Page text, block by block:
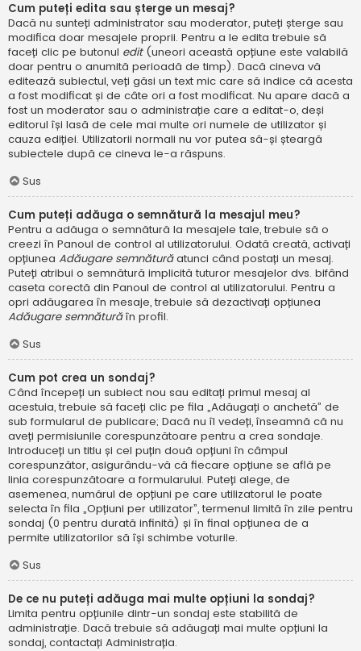
Cum puteți edita sau șterge un mesaj?
Dacă nu sunteți administrator sau moderator, puteți șterge sau
modifica doar mesajele proprii. Pentru a le edita trebuie să
faceți clic pe butonul edit (uneori această opțiune este valabilă
doar pentru o anumită perioadă de timp). Dacă cineva vă
editează subiectul, veți găsi un text mic care să indice că acesta
a fost modificat și de câte ori a fost modificat. Nu apare dacă a
fost un moderator sau o administrație care a editat-o, deși
editorul își lasă de cele mai multe ori numele de utilizator și
cauza ediției. Utilizatorii normali nu vor putea să-și șteargă
subiectele după ce cineva le-a răspuns.
Sus
Cum puteți adăuga o semnătură la mesajul meu?
Pentru a adăuga o semnătură la mesajele tale, trebuie să o
creezi în Panoul de control al utilizatorului. Odată creată, activați
opțiunea Adăugare semnăturăatunci când postați un mesaj.
Puteți atribui o semnătură implicită tuturor mesajelor dvs. bifând
caseta corectă din Panoul de control al utilizatorului. Pentru a
opri adăugarea în mesaje, trebuie să dezactivați opțiunea
Adăugare semnăturăîn profil.
Sus
Cum pot crea un sondaj?
Când începeți un subiect nou sau editați primul mesaj al
acestuia, trebuie să faceți clic pe fila „Adăugați o anchetă” de
sub formularul de publicare; Dacă nu îl vedeți, înseamnă că nu
aveți permisiunile corespunzătoare pentru a crea sondaje.
Introduceți un titlu și cel puțin două opțiuni în câmpul
corespunzător, asigurându-vă că fiecare opțiune se află pe
linia corespunzătoare a formularului. Puteți alege, de
asemenea, numărul de opțiuni pe care utilizatorul le poate
selecta în fila „Opțiuni per utilizator”, termenul limită în zile pentru
sondaj (0 pentru durată infinită) și în final opțiunea de a
permite utilizatorilor să își schimbe voturile.
Sus
De ce nu puteți adăuga mai multe opțiuni la sondaj?
Limita pentru opțiunile dintr-un sondaj este stabilită de
administrație. Dacă trebuie să adăugați mai multe opțiuni la
sondaj, contactați Administrația.